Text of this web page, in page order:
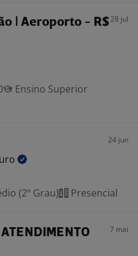
| Aeroporto - R$28 jul
Ensino Superior
24 jun
(2º Grau) Presencial
7 mai